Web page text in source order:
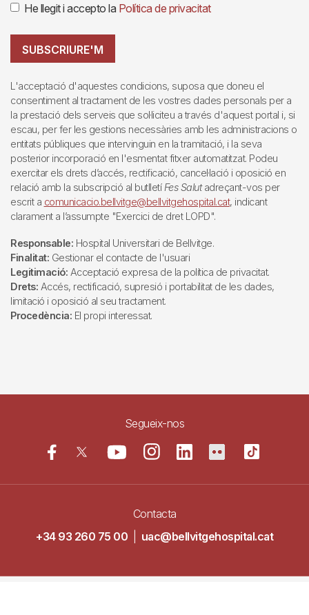
He llegit i accepto la Política de privacitat
SUBSCRIURE'M
L'acceptació d'aquestes condicions, suposa que doneu el
consentiment al tractament de les vostres dades personals per a
la prestació dels serveis que sol·liciteu a través d'aquest portal i, si
escau, per fer les gestions necessàries amb les administracions o
entitats públiques que intervinguin en la tramitació, i la seva
posterior incorporació en l'esmentat fitxer automatitzat. Podeu
exercitar els drets d’accés, rectificació, cancel·lació i oposició en
relació amb la subscripció al butlletí Fes Salutadreçant-vos per
escrit a comunicacio.bellvitge@bellvitgehospital.cat, indicant
clarament a l’assumpte "Exercici de dret LOPD".
Responsable: Hospital Universitari de Bellvitge.
Finalitat: Gestionar el contacte de l'usuari
Legitimació: Acceptació expresa de la política de privacitat.
Drets: Accés, rectificació, supresió i portabilitat de les dades,
limitació i oposició al seu tractament.
Procedència: El propi interessat.
Segueix-nos
Contacta
+34 93 260 75 00
uac@bellvitgehospital.cat